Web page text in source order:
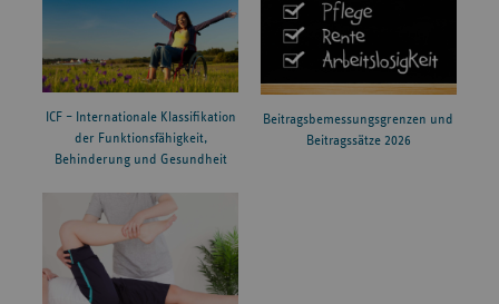
ICF – Internationale Klassifikation
der Funktionsfähigkeit,
Behinderung und Gesundheit
Beitragsbemessungsgrenzen und
Beitragssätze 2026